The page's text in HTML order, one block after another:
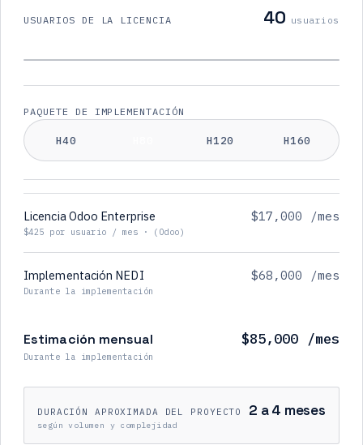
USUARIOS DE LA LICENCIA 40 usuarios
PAQUETE DE IMPLEMENTACIÓN
H40 H120 H160
Licencia Odoo Enterprise
$425 por usuario / mes · (Odoo)
$17,000 /mes
Implementación NEDI
Durante la implementación
$68,000 /mes
Estimación mensual
Durante la implementación
$85,000 /mes
DURACIÓN APROXIMADA DEL PROYECTO
según volumen y complejidad
2 a 4 meses